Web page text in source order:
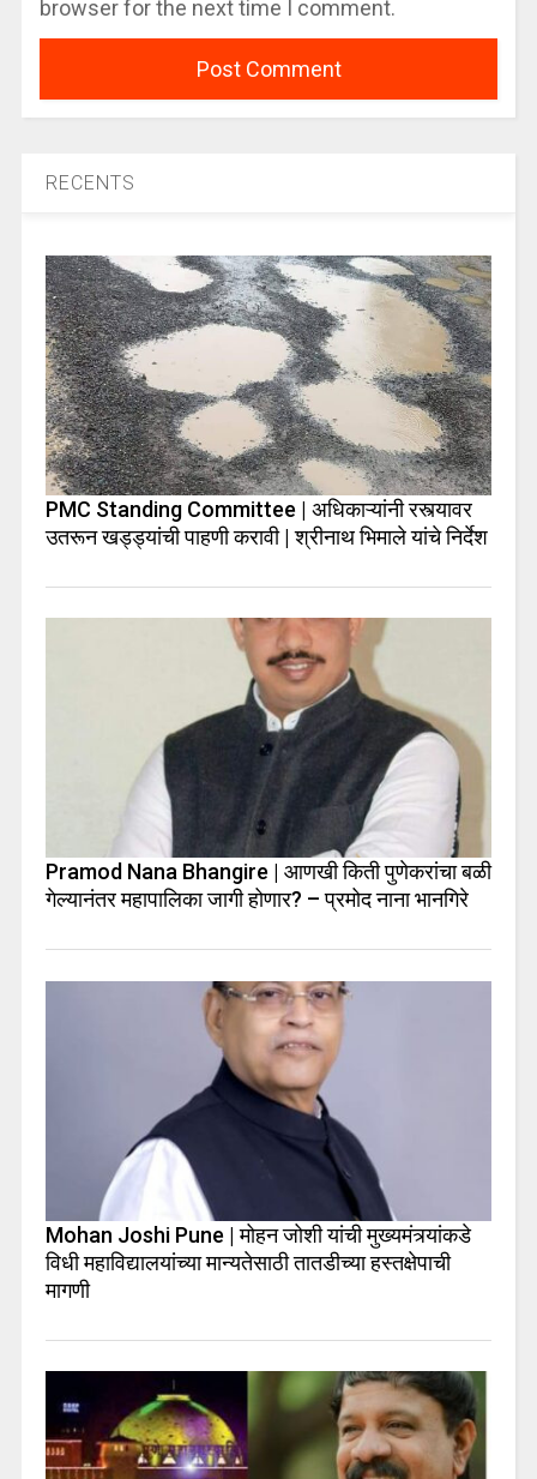
browser for the next time I comment.
RECENTS
PMC Standing Committee | अधिकाऱ्यांनी रस्त्यावर
उतरून खड्ड्यांची पाहणी करावी | श्रीनाथ भिमाले यांचे निर्देश
Pramod Nana Bhangire | आणखी किती पुणेकरांचा बळी
गेल्यानंतर महापालिका जागी होणार? – प्रमोद नाना भानगिरे
Mohan Joshi Pune | मोहन जोशी यांची मुख्यमंत्र्यांकडे
विधी महाविद्यालयांच्या मान्यतेसाठी तातडीच्या हस्तक्षेपाची
मागणी